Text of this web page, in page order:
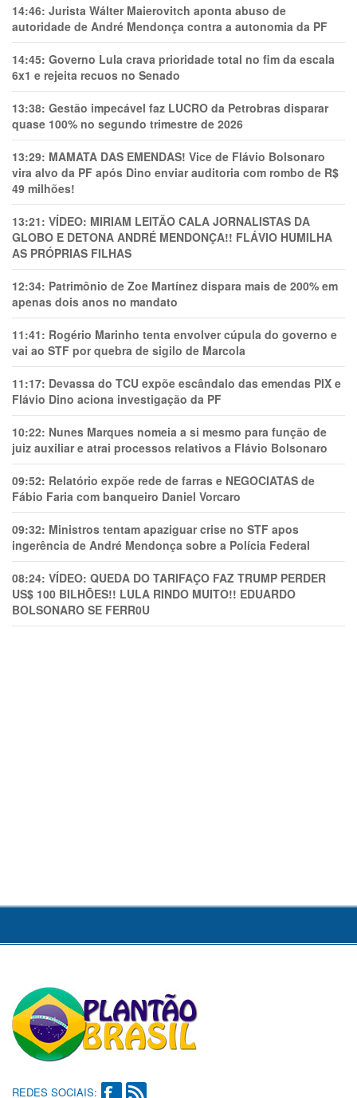
14:46: Jurista Wálter Maierovitch aponta abuso de
autoridade de André Mendonça contra a autonomia da PF
14:45: Governo Lula crava prioridade total no fim da escala
6x1 e rejeita recuos no Senado
13:38: Gestão impecável faz LUCRO da Petrobras disparar
quase 100% no segundo trimestre de 2026
13:29: MAMATA DAS EMENDAS! Vice de Flávio Bolsonaro
vira alvo da PF após Dino enviar auditoria com rombo de R$
49 milhões!
13:21: VÍDEO: MIRIAM LEITÃO CALA JORNALISTAS DA
GLOBO E DETONA ANDRÉ MENDONÇA!! FLÁVIO HUMILHA
AS PRÓPRIAS FILHAS
12:34: Patrimônio de Zoe Martínez dispara mais de 200% em
apenas dois anos no mandato
11:41: Rogério Marinho tenta envolver cúpula do governo e
vai ao STF por quebra de sigilo de Marcola
11:17: Devassa do TCU expõe escândalo das emendas PIX e
Flávio Dino aciona investigação da PF
10:22: Nunes Marques nomeia a si mesmo para função de
juiz auxiliar e atrai processos relativos a Flávio Bolsonaro
09:52: Relatório expõe rede de farras e NEGOCIATAS de
Fábio Faria com banqueiro Daniel Vorcaro
09:32: Ministros tentam apaziguar crise no STF apos
ingerência de André Mendonça sobre a Polícia Federal
08:24: VÍDEO: QUEDA DO TARIFAÇO FAZ TRUMP PERDER
US$ 100 BILHÕES!! LULA RINDO MUITO!! EDUARDO
BOLSONARO SE FERR0U
REDES SOCIAIS: